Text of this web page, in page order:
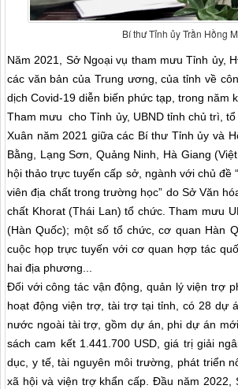
Bí thư Tỉnh ủy Trần Hồng
Năm 2021, Sở Ngoại vụ tham mưu Tỉnh ủy,
các văn bản của Trung ương, của tỉnh về
dịch Covid-19 diễn biến phức tạp, trong năm
Tham mưu cho Tỉnh ủy, UBND tỉnh chủ trì,
Xuân năm 2021 giữa các Bí thư Tỉnh ủy và
Bằng, Lạng Sơn, Quảng Ninh, Hà Giang
hội thảo trực tuyến cấp sở, ngành với chủ đề
viên địa chất trong trường học” do Sở Văn
chất Khorat (Thái Lan) tổ chức. Tham mưu
(Hàn Quốc); một số tổ chức, cơ quan Hàn
cuộc họp trực tuyến với cơ quan hợp tác
hai địa phương...
Đối với công tác vận động, quản lý viện trợ
hoạt động viện trợ, tài trợ tại tỉnh, có 28 dự
nước ngoài tài trợ, gồm dự án, phi dự án
sách cam kết 1.441.700 USD, giá trị giải
dục, y tế, tài nguyên môi trường, phát triển
xã hội và viện trợ khẩn cấp. Đầu năm